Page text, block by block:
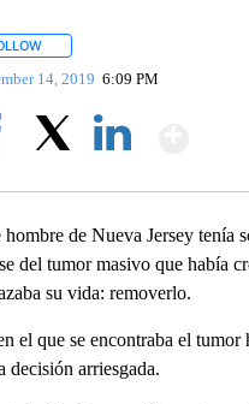
14, 2019 6:09 PM
de Nueva Jersey tenía
del tumor masivo que había
su vida: removerlo.
el que se encontraba el tumor
decisión arriesgada.